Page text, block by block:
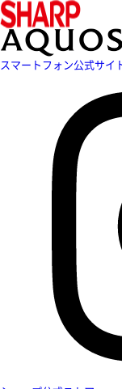
スマートフォン公式サイ